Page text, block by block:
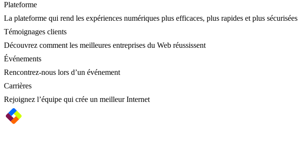
Plateforme
La plateforme qui rend les expériences numériques plus efficaces, plus rapides et plus sécurisées
Témoignages clients
Découvrez comment les meilleures entreprises du Web réussissent
Événements
Rencontrez-nous lors d’un événement
Carrières
Rejoignez l’équipe qui crée un meilleur Internet